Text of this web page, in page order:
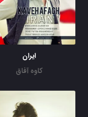
ایران
کاوه آفاق